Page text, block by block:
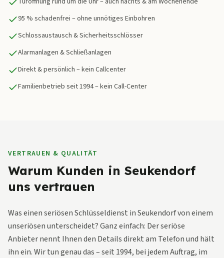
95 % schadenfrei – ohne unnötiges Einbohren
Schlossaustausch & Sicherheitsschlösser
Alarmanlagen & Schließanlagen
Direkt & persönlich – kein Callcenter
Familienbetrieb seit 1994 – kein Call-Center
VERTRAUEN & QUALITÄT
Warum Kunden in Seukendorf
uns vertrauen
Was einen seriösen Schlüsseldienst in Seukendorf von einem
unseriösen unterscheidet? Ganz einfach: Der seriöse
Anbieter nennt Ihnen den Details direkt am Telefon und hält
ihn ein. Wir tun genau das – seit 1994, bei jedem Auftrag, im